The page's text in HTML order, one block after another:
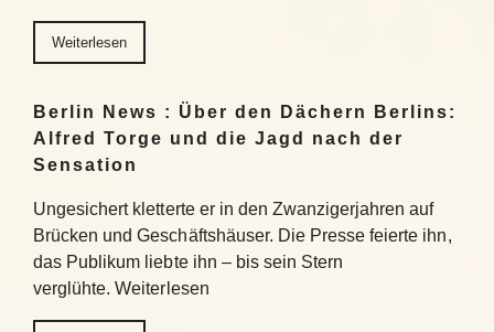
Weiterlesen
Berlin News : Über den Dächern Berlins:
Alfred Torge und die Jagd nach der
Sensation
Ungesichert kletterte er in den Zwanzigerjahren auf
Brücken und Geschäftshäuser. Die Presse feierte ihn,
das Publikum liebte ihn – bis sein Stern
verglühte. Weiterlesen